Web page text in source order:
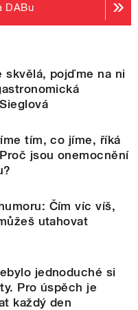
DABu
skvělá, pojďme na ni
tím, co jíme, říká
jsou onemocnění
Čím víc víš,
utahovat
jednoduché si
Pro úspěch je
každý den